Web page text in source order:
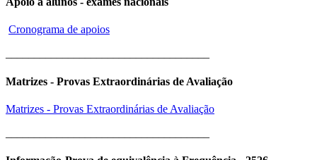
Cronograma de apoios
Matrizes - Provas Extraordinárias de Avaliação
Matrizes - Provas Extraordinárias de Avaliação